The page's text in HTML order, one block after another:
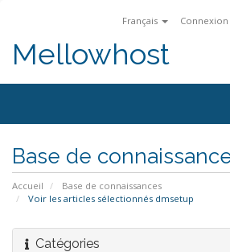
Français Connexion
Mellowhost
Base de
Accueil
Base de connaissances
Voir les articles sélectionnés dmsetup
Catégories